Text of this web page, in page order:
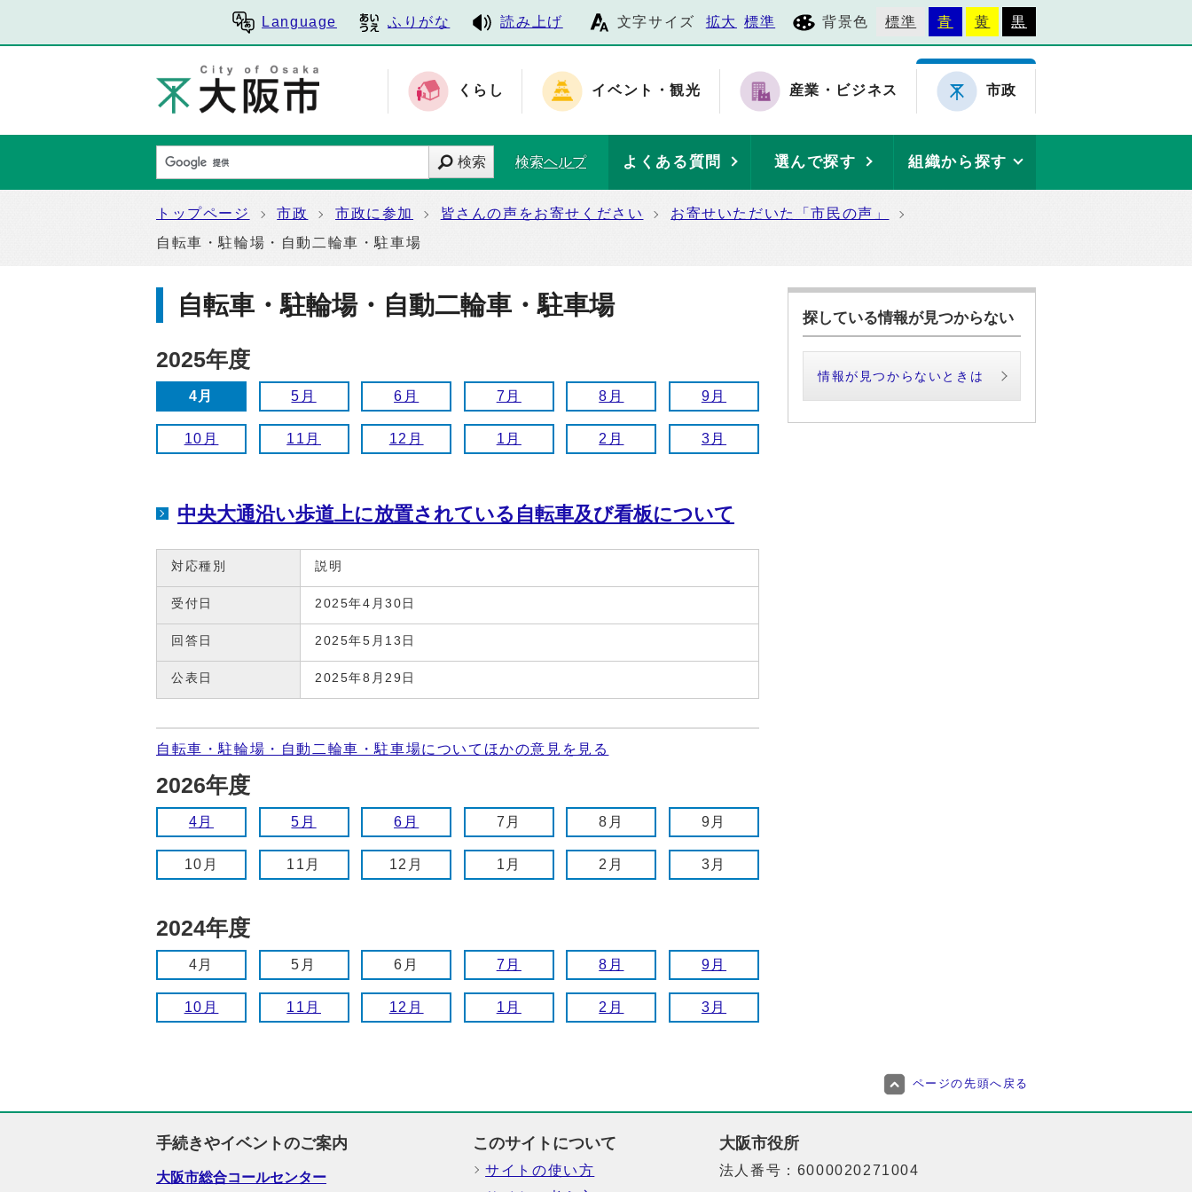
Language ふりがな 読み上げ 文字サイズ 拡大 標準 背景色 標準 青 黄 黒
くらし イベント・観光 産業・ビジネス 市政
検索 検索ヘルプ よくある質問 選んで探す 組織から探す
トップページ 市政 市政に参加 皆さんの声をお寄せください
お寄せいただいた「市民の声」
自転車・駐輪場・自動二輪車・駐車場
自転車・駐輪場・自動二輪車・駐車場
2025年度
4月 5月 6月 7月 8月 9月
10月 11月 12月 1月 2月 3月
中央大通沿い歩道上に放置されている自転車及び看板について
対応種別 説明
受付日 2025年4月30日
回答日 2025年5月13日
公表日 2025年8月29日
自転車・駐輪場・自動二輪車・駐車場についてほかの意見を見る
2026年度
4月 5月 6月 7月 8月 9月
10月 11月 12月 1月 2月 3月
2024年度
4月 5月 6月 7月 8月 9月
10月 11月 12月 1月 2月 3月
探している情報が見つからない
情報が見つからないときは
ページの先頭へ戻る
手続きやイベントのご案内
大阪市総合コールセンター
このサイトについて
サイトの使い方
大阪市役所
法人番号：6000020271004